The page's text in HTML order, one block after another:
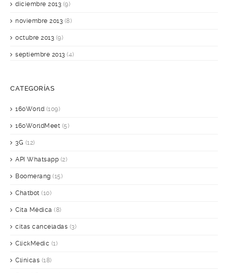
diciembre 2013 (9)
noviembre 2013 (8)
octubre 2013 (9)
septiembre 2013 (4)
CATEGORÍAS
160World (109)
160WorldMeet (5)
3G (12)
API Whatsapp (2)
Boomerang (15)
Chatbot (10)
Cita Médica (8)
citas canceladas (3)
ClickMedic (1)
Clínicas (18)